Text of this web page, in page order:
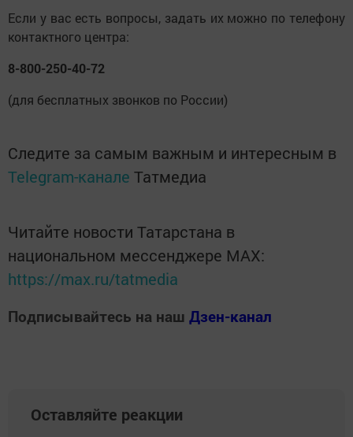
Если у вас есть вопросы, задать их можно по телефону
контактного центра:
8-800-250-40-72
(для бесплатных звонков по России)
Следите за самым важным и интересным в
Telegram-канале Татмедиа
Читайте новости Татарстана в
национальном мессенджере MАХ:
https://max.ru/tatmedia
Подписывайтесь на наш Дзен-канал
Оставляйте реакции